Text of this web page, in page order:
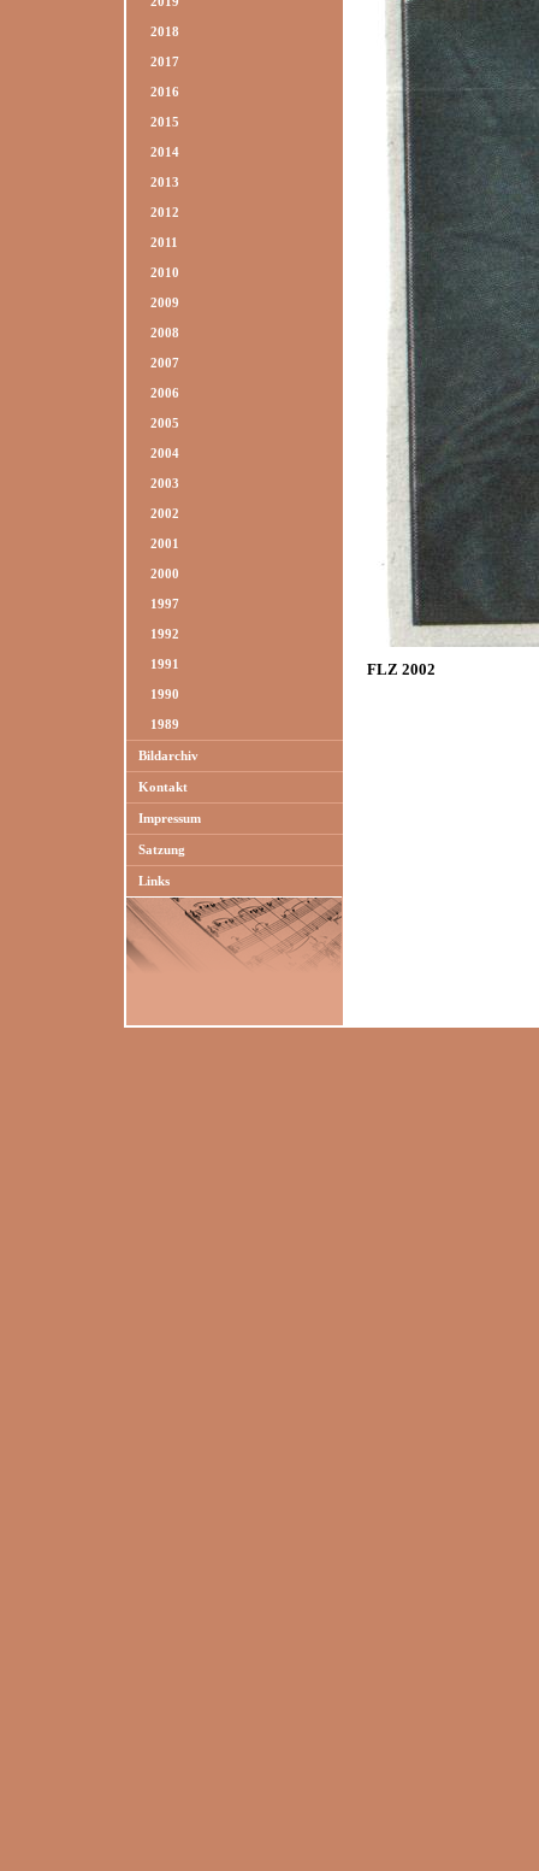
2018
2017
2016
2015
2014
2013
2012
2011
2010
2009
2008
2007
2006
2005
2004
2003
2002
2001
2000
1997
1992
1991
1990
1989
Bildarchiv
Kontakt
Impressum
Satzung
Links
FLZ 2002